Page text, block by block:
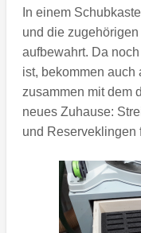
In einem
und die
aufbewahrt. Da
ist, bekommen auch
zusammen mit dem
neues Zuhause:
und Reserveklingen